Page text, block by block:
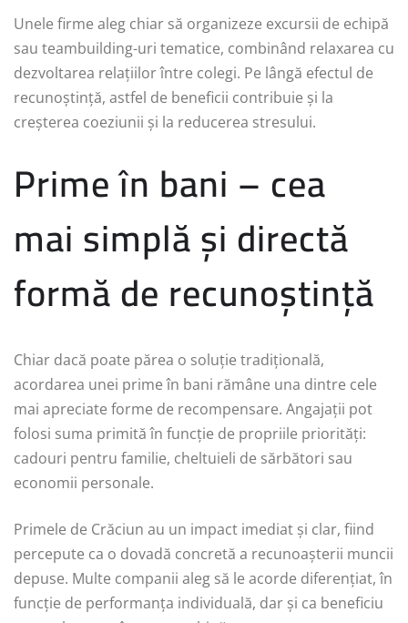
Unele firme aleg chiar să organizeze excursii de echipă
sau teambuilding-uri tematice, combinând relaxarea cu
dezvoltarea relațiilor între colegi. Pe lângă efectul de
recunoștință, astfel de beneficii contribuie și la
creșterea coeziunii și la reducerea stresului.
Prime în bani – cea
mai simplă și directă
formă de recunoștință
Chiar dacă poate părea o soluție tradițională,
acordarea unei prime în bani rămâne una dintre cele
mai apreciate forme de recompensare. Angajații pot
folosi suma primită în funcție de propriile priorități:
cadouri pentru familie, cheltuieli de sărbători sau
economii personale.
Primele de Crăciun au un impact imediat și clar, fiind
percepute ca o dovadă concretă a recunoașterii muncii
depuse. Multe companii aleg să le acorde diferențiat, în
funcție de performanța individuală, dar și ca beneficiu